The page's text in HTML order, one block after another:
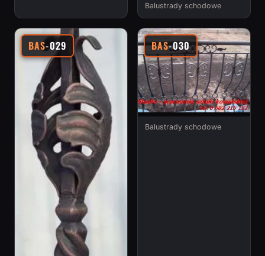
Balustrady schodowe
BAS-029 BAS-030
Balustrady schodowe